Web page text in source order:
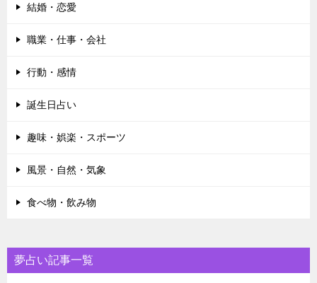
結婚・恋愛
職業・仕事・会社
行動・感情
誕生日占い
趣味・娯楽・スポーツ
風景・自然・気象
食べ物・飲み物
夢占い記事一覧